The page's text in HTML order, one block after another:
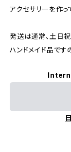
アクセサリーを作っ
発送は通常、土日
ハンドメイド品です